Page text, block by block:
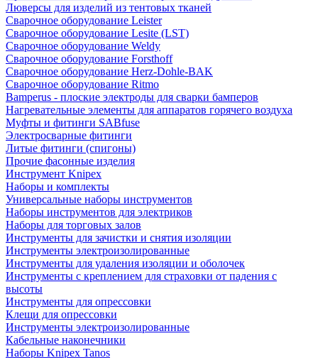
Люверсы для изделий из тентовых тканей
Сварочное оборудование Leister
Сварочное оборудование Lesite (LST)
Сварочное оборудование Weldy
Сварочное оборудование Forsthoff
Сварочное оборудование Herz-Dohle-BAK
Сварочное оборудование Ritmo
Bamperus - плоские электроды для сварки бамперов
Нагревательные элементы для аппаратов горячего воздуха
Муфты и фитинги SABfuse
Электросварные фитинги
Литые фитинги (спигоны)
Прочие фасонные изделия
Инструмент Knipex
Наборы и комплекты
Универсальные наборы инструментов
Наборы инструментов для электриков
Наборы для торговых залов
Инструменты для зачистки и снятия изоляции
Инструменты электроизолированные
Инструменты для удаления изоляции и оболочек
Инструменты с креплением для страховки от падения с
высоты
Инструменты для опрессовки
Клещи для опрессовки
Инструменты электроизолированные
Кабельные наконечники
Наборы Knipex Tanos